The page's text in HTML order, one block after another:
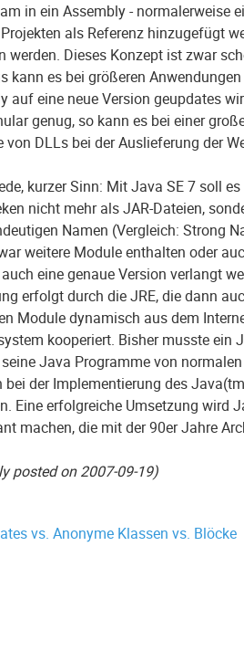
in ein Assembly - normalerweise
als Referenz hinzugefügt
werden. Dieses Konzept ist zwar
kann es bei größeren
auf eine neue Version geupdates
genug, so kann es bei einer
von DLLs bei der Auslieferung der
kurzer Sinn: Mit Java SE 7 soll
nicht mehr als JAR-Dateien,
Namen (Vergleich: Strong
weitere Module enthalten oder
eine genaue Version verlangt
erfolgt durch die JRE, die dann
Module dynamisch aus dem
kooperiert. Bisher musste
Java Programme von
bei der Implementierung des
Eine erfolgreiche Umsetzung wird
machen, die mit der 90er Jahre
posted on 2007-09-19)
vs. Anonyme Klassen vs. Blöcke